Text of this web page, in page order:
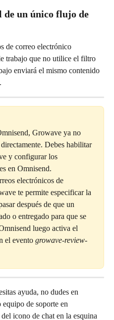
de un único flujo de
de correo electrónico
trabajo que no utilice el filtro
enviará el mismo contenido
Growave ya no
Debes habilitar
y configurar los
en Omnisend.
electrónicos de
te permite especificar la
después de que un
o entregado para que se
luego activa el
el evento growave-review-
ayuda, no dudes en
de soporte en
icono de chat en la esquina